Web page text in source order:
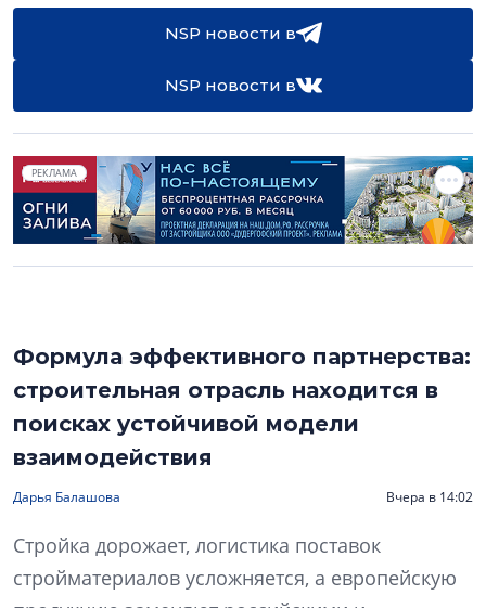
NSP новости в
NSP новости в
РЕКЛАМА
Формула эффективного партнерства:
строительная отрасль находится в
поисках устойчивой модели
взаимодействия
Дарья Балашова Вчера в 14:02
Стройка дорожает, логистика поставок
стройматериалов усложняется, а европейскую